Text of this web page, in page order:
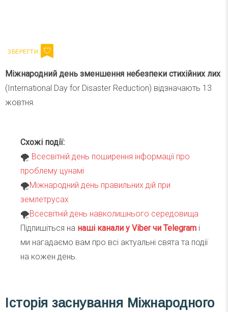
Міжнародний день зменшення небезпеки стихійних лих
(International Day for Disaster Reduction) відзначають 13
жовтня.
Схожі події:
🌪 Всесвітній день поширення інформації про
проблему цунамі
🌪Міжнародний день правильних дій при
землетрусах
🌪Всесвітній день навколишнього середовища
Підпишіться на наші канали у Viber чи Telegram і
ми нагадаємо вам про всі актуальні свята та події
на кожен день.
Історія заснування Міжнародного